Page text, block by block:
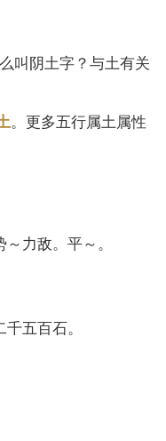
叫阴土字？与土有关
。更多五行属土属性
力敌。平～。
五百石。